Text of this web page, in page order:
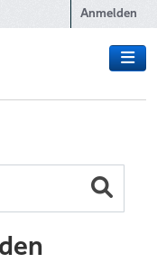
Anmelden